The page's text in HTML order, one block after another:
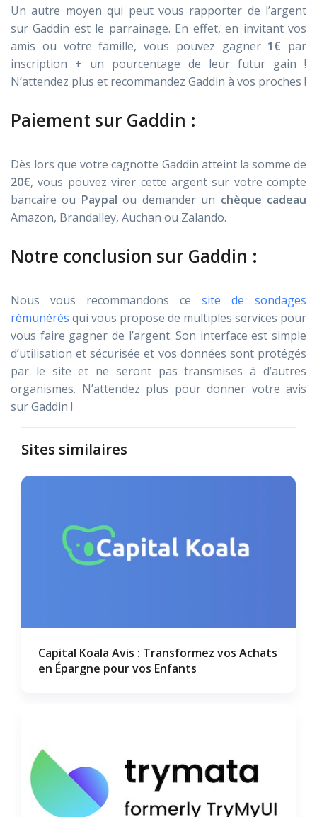
Un autre moyen qui peut vous rapporter de l’argent
sur Gaddin est le parrainage. En effet, en invitant vos
amis ou votre famille, vous pouvez gagner 1€ par
inscription + un pourcentage de leur futur gain !
N’attendez plus et recommandez Gaddin à vos proches !
Paiement sur Gaddin :
Dès lors que votre cagnotte Gaddin atteint la somme de
20€, vous pouvez virer cette argent sur votre compte
bancaire ou Paypal ou demander un chèque cadeau
Amazon, Brandalley, Auchan ou Zalando.
Notre conclusion sur Gaddin :
Nous vous recommandons ce site de sondages
rémunérés qui vous propose de multiples services pour
vous faire gagner de l’argent. Son interface est simple
d’utilisation et sécurisée et vos données sont protégés
par le site et ne seront pas transmises à d’autres
organismes. N’attendez plus pour donner votre avis
sur Gaddin !
Sites similaires
Capital Koala Avis : Transformez vos Achats
en Épargne pour vos Enfants